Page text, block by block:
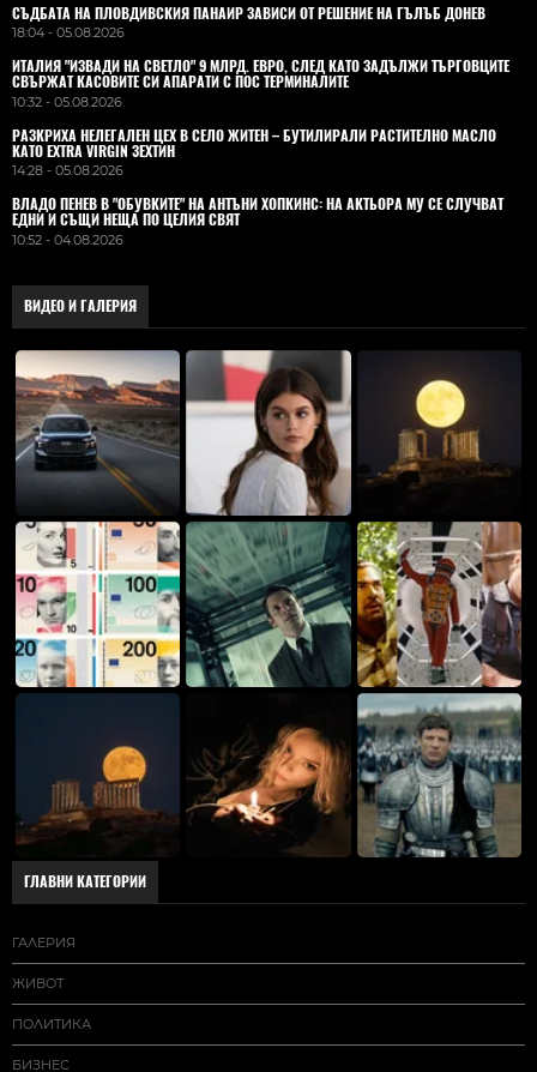
СЪДБАТА НА ПЛОВДИВСКИЯ ПАНАИР ЗАВИСИ ОТ РЕШЕНИЕ НА ГЪЛЪБ ДОНЕВ
18:04 - 05.08.2026
ИТАЛИЯ "ИЗВАДИ НА СВЕТЛО" 9 МЛРД. ЕВРО, СЛЕД КАТО ЗАДЪЛЖИ ТЪРГОВЦИТЕ
СВЪРЖАТ КАСОВИТЕ СИ АПАРАТИ С ПОС ТЕРМИНАЛИТЕ
10:32 - 05.08.2026
РАЗКРИХА НЕЛЕГАЛЕН ЦЕХ В СЕЛО ЖИТЕН – БУТИЛИРАЛИ РАСТИТЕЛНО МАСЛО
КАТО EXTRA VIRGIN ЗЕХТИН
14:28 - 05.08.2026
ВЛАДO ПЕНЕВ В "ОБУВКИТЕ" НА АНТЪНИ ХОПКИНС: НА АКТЬОРА МУ СЕ СЛУЧВАТ
ЕДНИ И СЪЩИ НЕЩА ПО ЦЕЛИЯ СВЯТ
10:52 - 04.08.2026
ВИДЕО И ГАЛЕРИЯ
ГЛАВНИ КАТЕГОРИИ
ГАЛЕРИЯ
ЖИВОТ
ПОЛИТИКА
БИЗНЕС